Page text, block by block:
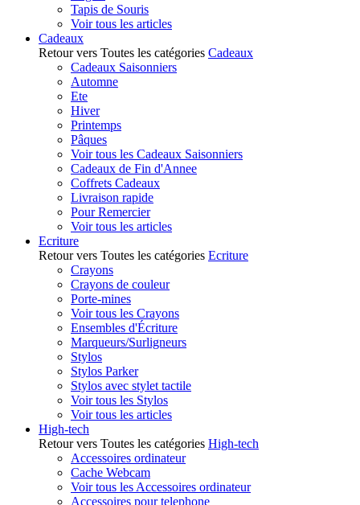
Tapis de Souris
Voir tous les articles
Cadeaux
Retour vers Toutes les catégories Cadeaux
Cadeaux Saisonniers
Automne
Ete
Hiver
Printemps
Pâques
Voir tous les Cadeaux Saisonniers
Cadeaux de Fin d'Annee
Coffrets Cadeaux
Livraison rapide
Pour Remercier
Voir tous les articles
Ecriture
Retour vers Toutes les catégories Ecriture
Crayons
Crayons de couleur
Porte-mines
Voir tous les Crayons
Ensembles d'Écriture
Marqueurs/Surligneurs
Stylos
Stylos Parker
Stylos avec stylet tactile
Voir tous les Stylos
Voir tous les articles
High-tech
Retour vers Toutes les catégories High-tech
Accessoires ordinateur
Cache Webcam
Voir tous les Accessoires ordinateur
Accessoires pour telephone